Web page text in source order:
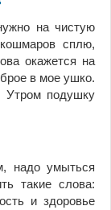
на чистую
сплю,
окажется на
в мое ушко.
подушку
надо умыться
такие слова:
и здоровье